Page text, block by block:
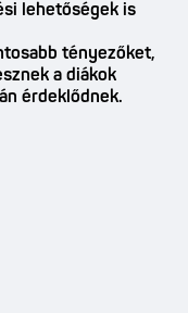
lehetőségek is
tényezőket,
a diákok
érdeklődnek.